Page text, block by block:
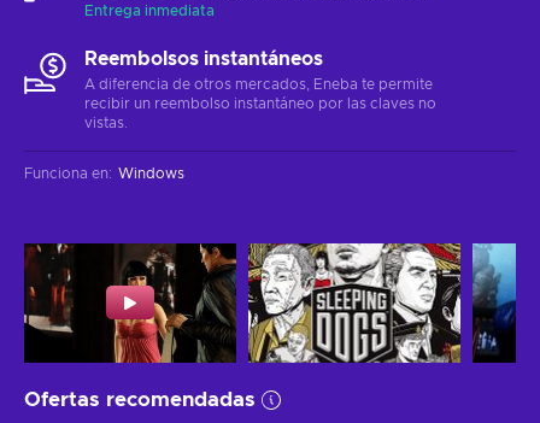
Entrega inmediata
Reembolsos instantáneos
A diferencia de otros mercados, Eneba te permite
recibir un reembolso instantáneo por las claves no
vistas.
Funciona en: Windows
Ofertas recomendadas